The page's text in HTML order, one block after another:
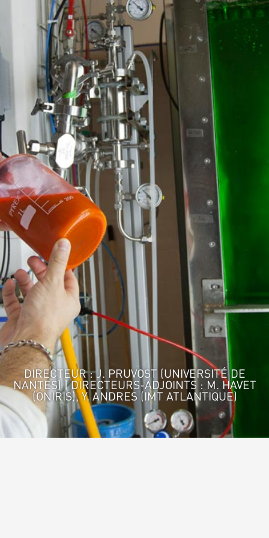
DIRECTEUR : J. PRUVOST (UNIVERSITÉ DE
NANTES) | DIRECTEURS-ADJOINTS : M. HAVET
(ONIRIS), Y. ANDRES (IMT ATLANTIQUE)
Accueil